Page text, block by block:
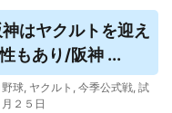
はヤクルトを迎え
もあり/阪神 ...
球, ヤクルト , 今季公式戦, 試
月２５日